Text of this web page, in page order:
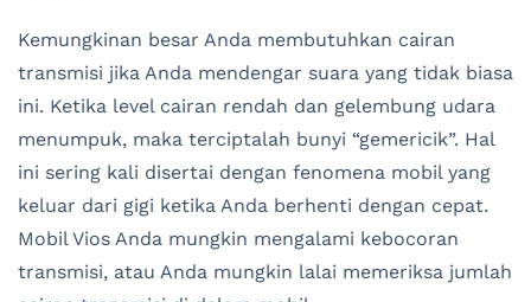
Kemungkinan besar Anda membutuhkan cairan
transmisi jika Anda mendengar suara yang tidak biasa
ini. Ketika level cairan rendah dan gelembung udara
menumpuk, maka terciptalah bunyi “gemericik”. Hal
ini sering kali disertai dengan fenomena mobil yang
keluar dari gigi ketika Anda berhenti dengan cepat.
Mobil Vios Anda mungkin mengalami kebocoran
transmisi, atau Anda mungkin lalai memeriksa jumlah